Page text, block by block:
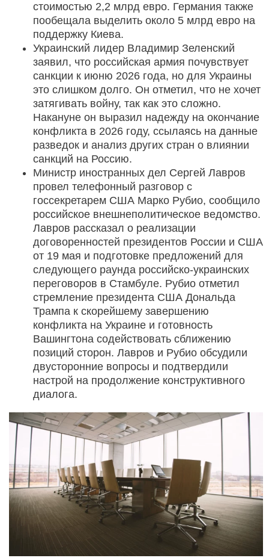
стоимостью 2,2 млрд евро. Германия также
пообещала выделить около 5 млрд евро на
поддержку Киева.
Украинский лидер Владимир Зеленский
заявил, что российская армия почувствует
санкции к июню 2026 года, но для Украины
это слишком долго. Он отметил, что не хочет
затягивать войну, так как это сложно.
Накануне он выразил надежду на окончание
конфликта в 2026 году, ссылаясь на данные
разведок и анализ других стран о влиянии
санкций на Россию.
Министр иностранных дел Сергей Лавров
провел телефонный разговор с
госсекретарем США Марко Рубио, сообщило
российское внешнеполитическое ведомство.
Лавров рассказал о реализации
договоренностей президентов России и США
от 19 мая и подготовке предложений для
следующего раунда российско-украинских
переговоров в Стамбуле. Рубио отметил
стремление президента США Дональда
Трампа к скорейшему завершению
конфликта на Украине и готовность
Вашингтона содействовать сближению
позиций сторон. Лавров и Рубио обсудили
двусторонние вопросы и подтвердили
настрой на продолжение конструктивного
диалога.